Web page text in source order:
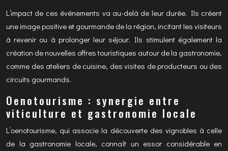
L’impact de ces événements va au-delà de leur durée. Ils créent
une image positive et gourmande de la région, incitant les visiteurs
à revenir ou à prolonger leur séjour. Ils stimulent également la
création de nouvelles offres touristiques autour de la gastronomie,
comme des ateliers de cuisine, des visites de producteurs ou des
circuits gourmands.
Oenotourisme : synergie entre
viticulture et gastronomie locale
L’oenotourisme, qui associe la découverte des vignobles à celle
de la gastronomie locale, connaît un essor considérable en